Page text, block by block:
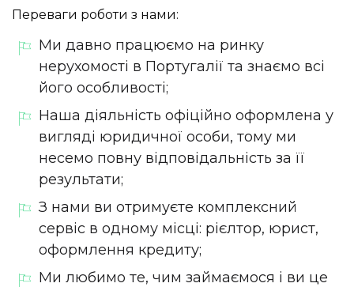
Переваги роботи з нами:
Ми давно працюємо на ринку
нерухомості в Португалії та знаємо всі
його особливості;
Наша діяльність офіційно оформлена у
вигляді юридичної особи, тому ми
несемо повну відповідальність за її
результати;
З нами ви отримуєте комплексний
сервіс в одному місці: рієлтор, юрист,
оформлення кредиту;
Ми любимо те, чим займаємося і ви це